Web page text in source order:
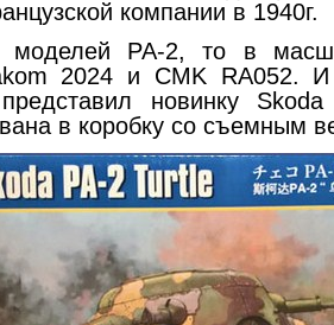
компании в 1940г.
моделей PA-2, то в
2024 и CMK RA052. И
новинку
в коробку со съемным